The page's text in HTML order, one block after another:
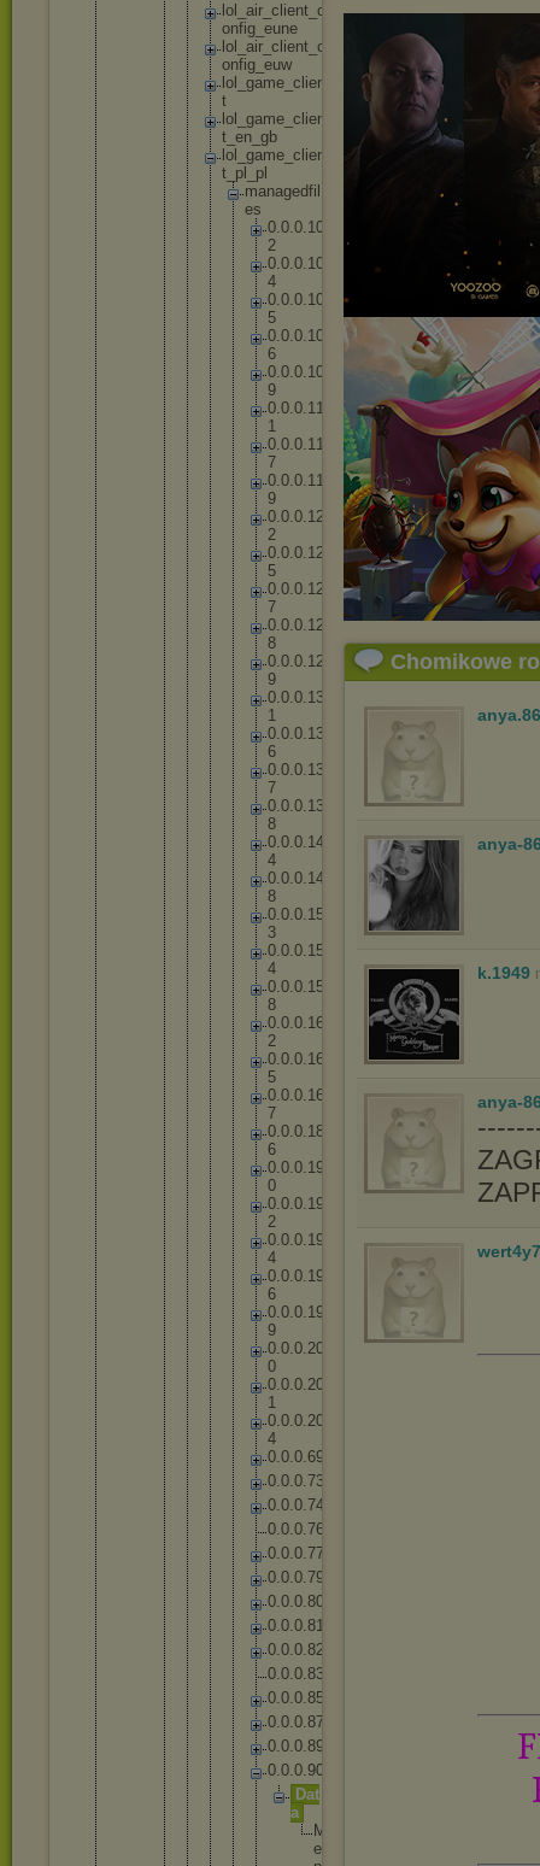
lo
air_ cl ient _c
onfig_ eune
lo
air_ cl ient _c
onfig_ euw
lo
game _c lien
t
lo
game _c lien
t_ en _gb
lo
game _c lien
t_ pl _p
managedfi
es
0.0.0.10
2
0.0.0.10
4
0.0.0.10
5
0.0.0.10
6
0.0.0.10
9
0.0.0.11
1
0.0.0.11
7
0.0.0.11
9
0.0.0.12
2
0.0.0.12
5
0.0.0.12
7
0.0.0.12
8
0.0.0.12
9
0.0.0.13
1
0.0.0.13
6
0.0.0.13
7
0.0.0.13
8
0.0.0.14
4
0.0.0.14
8
0.0.0.15
3
0.0.0.15
4
0.0.0.15
8
0.0.0.16
2
0.0.0.16
5
0.0.0.16
7
0.0.0.18
6
0.0.0.19
0
0.0.0.19
2
0.0.0.19
4
0.0.0.19
6
0.0.0.19
9
0.0.0.20
0
0.0.0.20
1
0.0.0.20
4
0.0.0.69
0.0.0.73
0.0.0.74
0.0.0.76
0.0.0.77
0.0.0.79
0.0.0.80
0.0.0.81
0.0.0.82
0.0.0.83
0.0.0.85
0.0.0.87
0.0.0.89
0.0.0.90
Dat
a
M
e
Chomikowe
anya.86
anya-
k.1949
anya-